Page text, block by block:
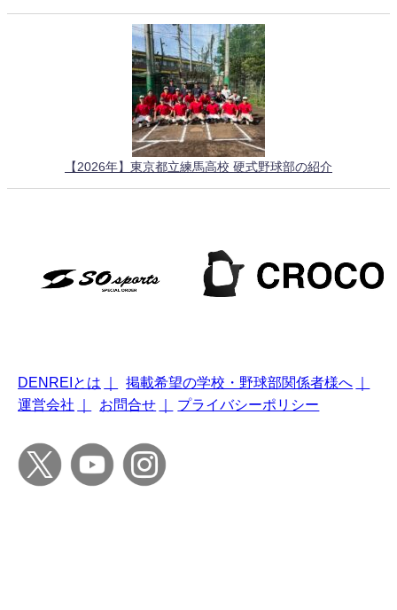
【2026年】東京都立練馬高校 硬式野球部の紹介
DENREIとは 掲載希望の学校・野球部関係者様へ
運営会社
お問合せ プライバシーポリシー